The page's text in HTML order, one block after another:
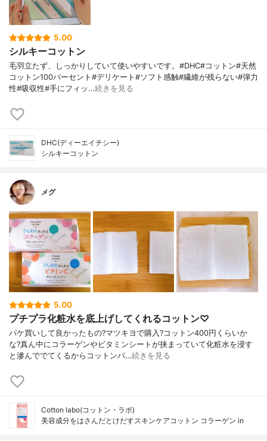
5.00
シルキーコットン
毛羽立たず、しっかりしていて使いやすいです。#DHC#コットン#天然
コットン100パーセント#デリケート#ソフト感触#繊維が残らない#弾力
性#吸収性#手にフィッ…続きを見る
DHC(ディーエイチシー)
シルキーコットン
メグ
5.00
プチプラ化粧水を底上げしてくれるコットン♡
パケ買いして良かったもの?マツキヨで購入?コットン400円くらいか
な?真ん中にコラーゲンやビタミンシートが挟まっていて化粧水を浸す
と滲んででてくるからコットンパ…続きを見る
Cotton labo(コットン・ラボ)
美容成分をはさんだとけだすスキンケアコットン コラーゲン in